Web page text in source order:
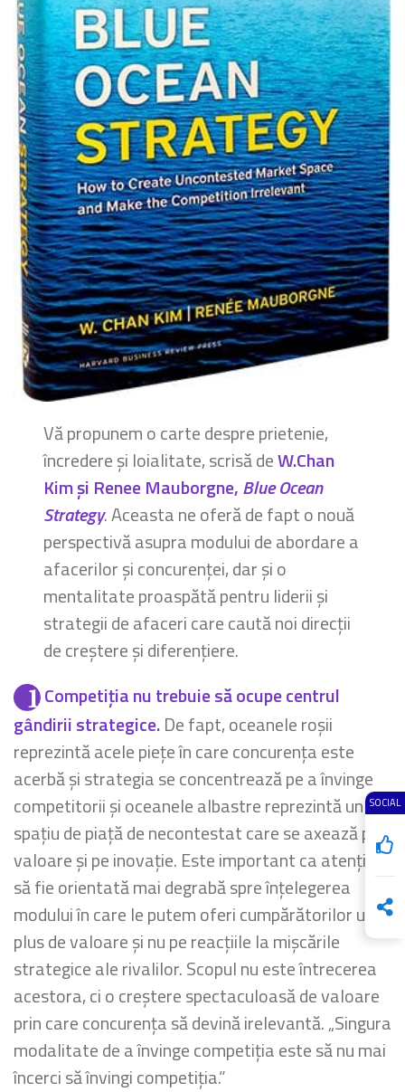
SOCIAL
Vă propunem o carte despre prietenie,
încredere și loialitate, scrisă deW.Chan
Kim și Renee Mauborgne,Blue Ocean
Strategy. Aceasta ne oferă de fapt o nouă
perspectivă asupra modului de abordare a
afacerilor și concurenței, dar și o
mentalitate proaspătă pentru liderii și
strategii de afaceri care caută noi direcții
de creștere și diferențiere.
Competiția nu trebuie să ocupe centrul
gândirii strategice.De fapt, oceanele roșii
reprezintă acele piețe în care concurența este
acerbă și strategia se concentrează pe a învinge
competitorii și oceanele albastre reprezintă un
spațiu de piață de necontestat care se axează pe
valoare și pe inovație. Este important ca atenția
să fie orientată mai degrabă spre înțelegerea
modului în care le putem oferi cumpărătorilor un
plus de valoare și nu pe reacțiile la mișcările
strategice ale rivalilor. Scopul nu este întrecerea
acestora, ci o creștere spectaculoasă de valoare
prin care concurența să devină irelevantă. „Singura
modalitate de a învinge competiția este să nu mai
încerci să învingi competiția.”